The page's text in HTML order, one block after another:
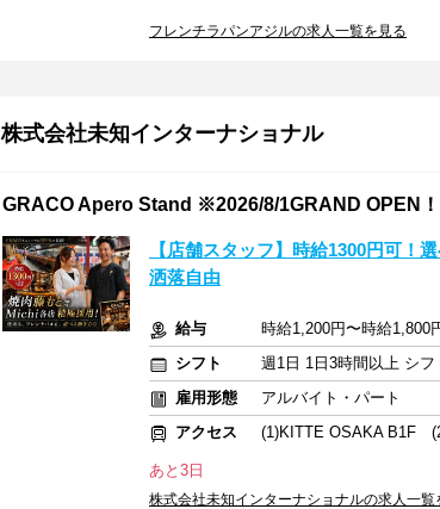
フレンチラパンアジルの求人一覧を見る
株式会社未知インターナショナル
GRACO Apero Stand ※2026/8/1GRAND OPEN！
【店舗スタッフ】時給1300円可！
洒落自由
給与
時給1,200円〜時給1,800
シフト
週1日 1日3時間以上 シ
雇用形態
アルバイト・パート
アクセス
(1)KITTE OSAKA B1F
あと3日
株式会社未知インターナショナルの求人一覧